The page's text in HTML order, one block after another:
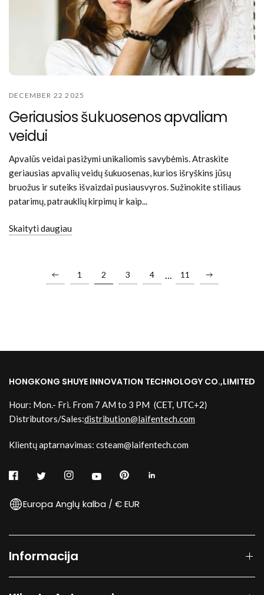
DECEMBER 22 2025
Geriausios šukuosenos apvaliam
veidui
Apvalūs veidai pasižymi unikaliomis savybėmis. Atraskite
geriausias apvalių veidų šukuosenas, kurios išryškins jūsų
bruožus ir suteiks išvaizdai pusiausvyros. Sužinokite stiliaus
patarimų, patrauklių kirpimų ir kaip...
Skaityti daugiau
1 2 3 4 ... 11
HONGKONG SHUYE INNOVATION TECHNOLOGY CO.,LIMITED
Hour: Mon.- Fri. From 7 AM to 3 PM (CET, UTC+2)
Distributors/Sales:distribution@laifentech.com
Klientų aptarnavimas: csteam@laifentech.com
Europa Anglų kalba / € EUR
Informacija